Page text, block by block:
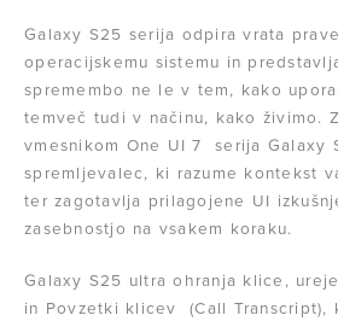
Galaxy S25 serija odpira vrata
operacijskemu sistemu in
spremembo ne le v tem, kako
temveč tudi v načinu, kako živimo.
vmesnikom One UI 7 serija Galaxy
spremljevalec, ki razume kontekst
ter zagotavlja prilagojene UI
zasebnostjo na vsakem koraku.
Galaxy S25 ultra ohranja klice,
in Povzetki klicev (Call Transcript),